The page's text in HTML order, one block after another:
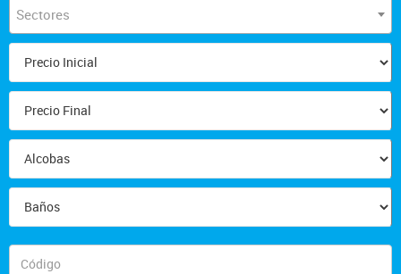
Sectores